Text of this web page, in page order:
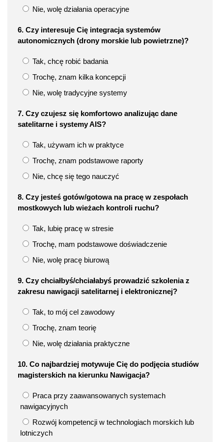
Nie, wolę działania operacyjne
6. Czy interesuje Cię integracja systemów
autonomicznych (drony morskie lub powietrzne)?
Tak, chcę robić badania
Trochę, znam kilka koncepcji
Nie, wolę tradycyjne systemy
7. Czy czujesz się komfortowo analizując dane
satelitarne i systemy AIS?
Tak, używam ich w praktyce
Trochę, znam podstawowe raporty
Nie, chcę się tego nauczyć
8. Czy jesteś gotów/gotowa na pracę w zespołach
mostkowych lub wieżach kontroli ruchu?
Tak, lubię pracę w stresie
Trochę, mam podstawowe doświadczenie
Nie, wolę pracę biurową
9. Czy chciałbyś/chciałabyś prowadzić szkolenia z
zakresu nawigacji satelitarnej i elektronicznej?
Tak, to mój cel zawodowy
Trochę, znam teorię
Nie, wolę działania praktyczne
10. Co najbardziej motywuje Cię do podjęcia studiów
magisterskich na kierunku Nawigacja?
Praca przy zaawansowanych systemach
nawigacyjnych
Rozwój kompetencji w technologiach morskich lub
lotniczych